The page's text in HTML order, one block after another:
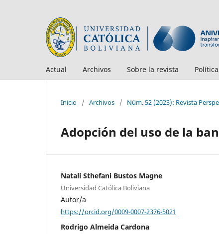
Actual Archivos Sobre la revista
Inicio / Archivos / Núm. 52 (2023): Revista
Adopción del uso de la
Natali Sthefani Bustos Magne
Universidad Católica Boliviana
Autor/a
https://orcid.org/0009-0007-2376-5021
Rodrigo Almeida Cardona